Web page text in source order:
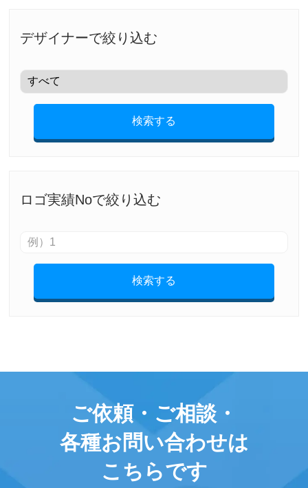
デザイナーで絞り込む
検索する
ロゴ実績Noで絞り込む
検索する
ご依頼・ご相談・
各種お問い合わせは
こちらです